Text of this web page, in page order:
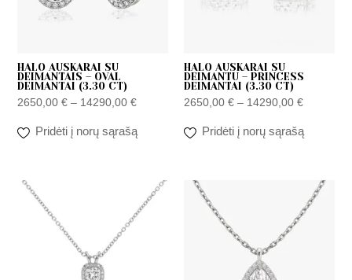
HALO AUSKARAI SU
DEIMANTAIS – OVAL
DEIMANTAI (3.30 CT)
2650,00€ – 14290,00€
Pridėti į norų sąrašą
HALO AUSKARAI SU
DEIMANTU – PRINCESS
DEIMANTAI (3.30 CT)
2650,00 € – 14290,00 €
Pridėti į norų sąrašą
Price
range:
2800,00 €
Price
range:
2800,00 €